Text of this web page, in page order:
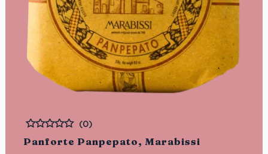
Panforte Panpepato, Marabissi
Bewertet
(0)